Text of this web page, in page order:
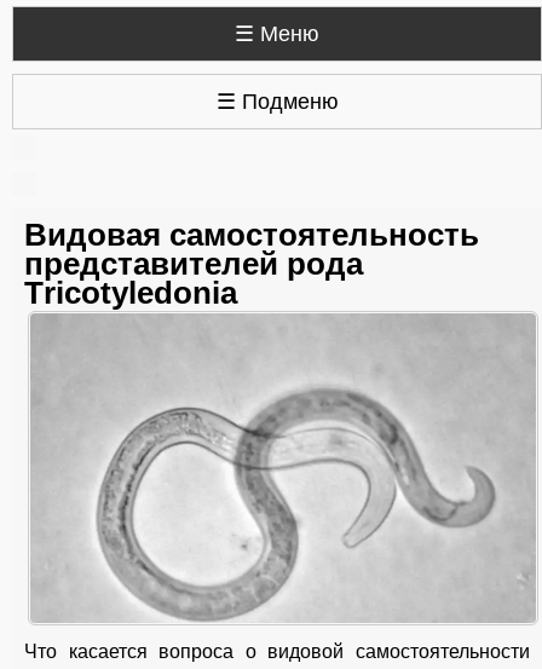
☰ Меню
☰ Подменю
Видовая самостоятельность
представителей рода
Тricotyledonia
Что касается вопроса о видовой самостоятельности